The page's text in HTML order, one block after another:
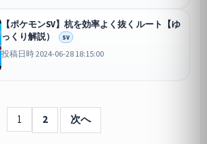
【ポケモンSV】杭を効率よく抜くルート【ゆ
っくり解説）
SV
投稿日時 2024-06-28 18:15:00
1 2 次へ